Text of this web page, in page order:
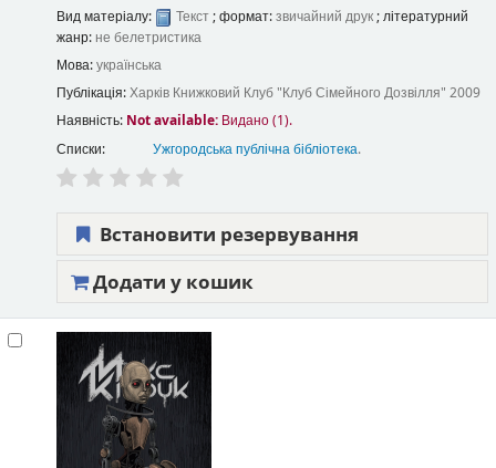
Вид матеріалу: Текст; формат:звичайний друк; літературний
жанр: не белетристика
Мова:українська
Публікація:Харків Книжковий Клуб "Клуб Сімейного Дозвілля" 2009
Наявність: Not available: Видано (1).
Списки:
Ужгородська публічна бібліотека.
Встановити резервування
Додати у кошик